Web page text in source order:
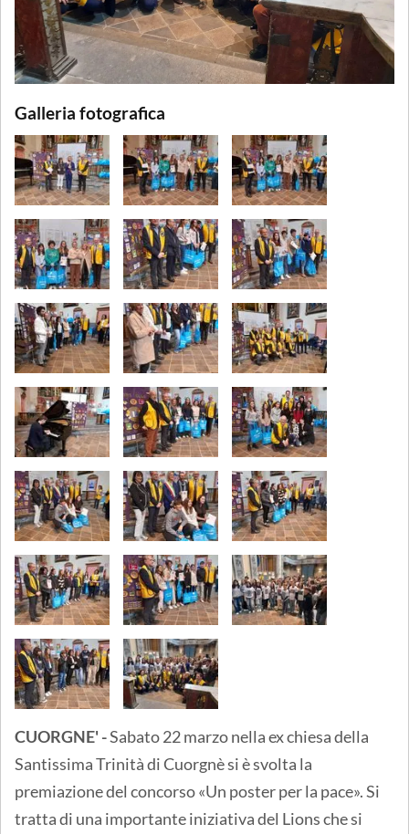
Galleria fotografica
CUORGNE' -Sabato 22 marzo nella ex chiesa della
Santissima Trinità di Cuorgnè si è svolta la
premiazione del concorso «Un poster per la pace». Si
tratta di una importante iniziativa del Lions che si